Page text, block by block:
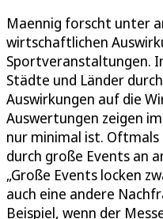
Maennig forscht unter
wirtschaftlichen
Sportveranstaltungen.
Städte und Länder
Auswirkungen auf die
Auswertungen zeigen
nur minimal ist. Oftmals
durch große Events an
„Große Events locken
auch eine andere
Beispiel, wenn der